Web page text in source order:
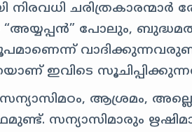
ചരിത്രകാരന്മാർ
പോലും,
ഇവിടെ
ആശ്രമം,
സന്യാസിമാരും